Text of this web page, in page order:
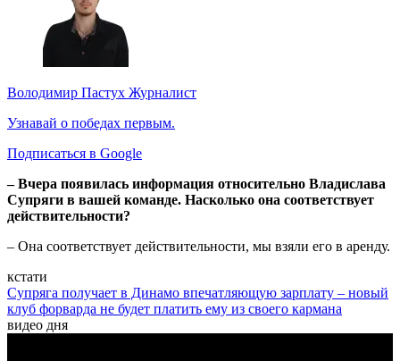
Володимир Пастух Журналист
Узнавай о победах первым.
Подписаться в Google
– Вчера появилась информация относительно Владислава
Супряги в вашей команде. Насколько она соответствует
действительности?
– Она соответствует действительности, мы взяли его в аренду.
кстати
Супряга получает в Динамо впечатляющую зарплату – новый
клуб форварда не будет платить ему из своего кармана
видео дня